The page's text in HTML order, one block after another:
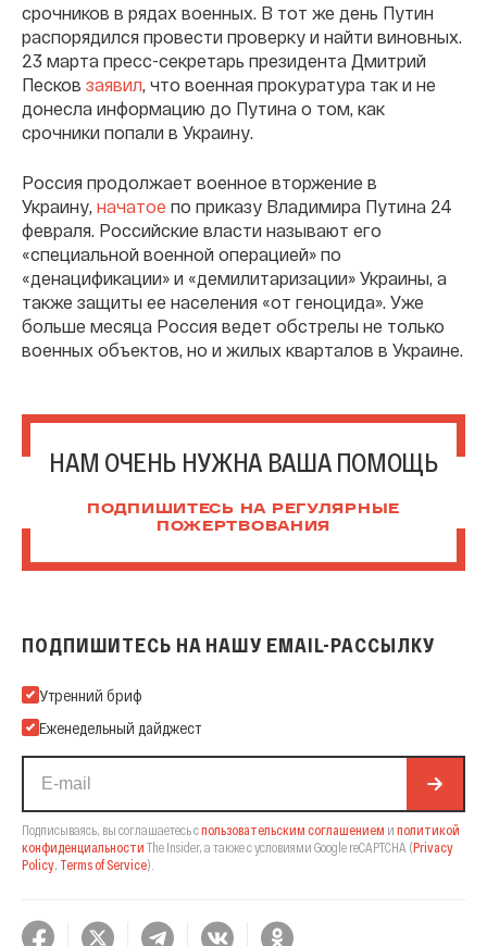
срочников в рядах военных. В тот же день Путин
распорядился провести проверку и найти виновных.
23 марта пресс-секретарь президента Дмитрий
Песков заявил, что военная прокуратура так и не
донесла информацию до Путина о том, как
срочники попали в Украину.
Россия продолжает военное вторжение в
Украину, начатое по приказу Владимира Путина 24
февраля. Российские власти называют его
«специальной военной операцией» по
«денацификации» и «демилитаризации» Украины, а
также защиты ее населения «от геноцида». Уже
больше месяца Россия ведет обстрелы не только
военных объектов, но и жилых кварталов в Украине.
НАМ ОЧЕНЬ НУЖНА ВАША ПОМОЩЬ
ПОДПИШИТЕСЬ НА РЕГУЛЯРНЫЕ
ПОЖЕРТВОВАНИЯ
ПОДПИШИТЕСЬ НА НАШУ EMAIL-РАССЫЛКУ
Подпишитесь на нашу Email-рассылку
Утренний бриф
Еженедельный дайджест
Подписываясь, вы соглашаетесь спользовательским соглашением и политикой
конфиденциальности The Insider, а также с условиями Google reCAPTCHA (Privacy
Policy, Terms of Service).